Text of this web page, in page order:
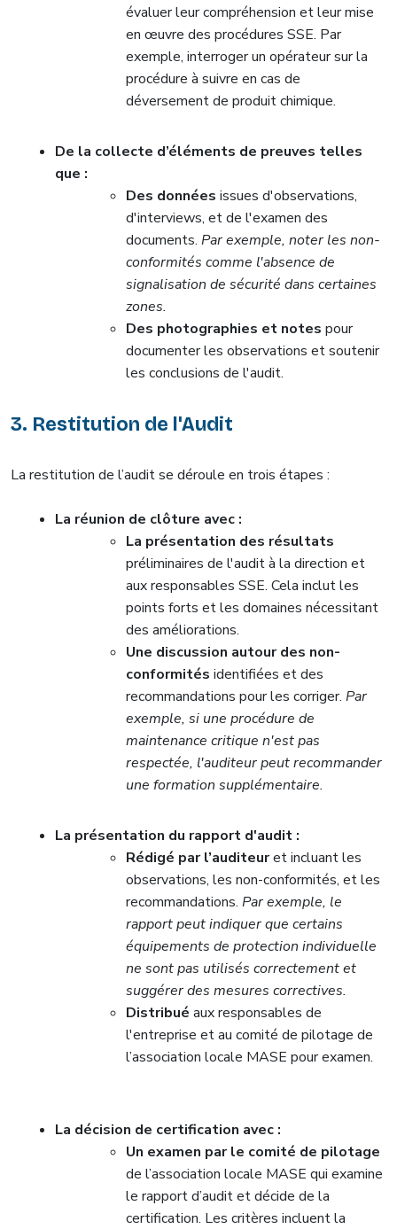
évaluer leur compréhension et leur mise
en œuvre des procédures SSE. Par
exemple, interroger un opérateur sur la
procédure à suivre en cas de
déversement de produit chimique.
De la collecte d’éléments de preuves telles
que :
Des données issues d'observations,
d'interviews, et de l'examen des
documents. Par exemple, noter les non-
conformités comme l'absence de
signalisation de sécurité dans certaines
zones.
Des photographies et notes pour
documenter les observations et soutenir
les conclusions de l'audit.
3. Restitution de l'Audit
La restitution de l’audit se déroule en trois étapes :
La réunion de clôture avec :
La présentation des résultats
préliminaires de l'audit à la direction et
aux responsables SSE. Cela inclut les
points forts et les domaines nécessitant
des améliorations.
Une discussion autour des non-
conformités identifiées et des
recommandations pour les corriger. Par
exemple, si une procédure de
maintenance critique n'est pas
respectée, l'auditeur peut recommander
une formation supplémentaire.
La présentation du rapport d'audit :
Rédigé par l’auditeuret incluant les
observations, les non-conformités, et les
recommandations. Par exemple, le
rapport peut indiquer que certains
équipements de protection individuelle
ne sont pas utilisés correctement et
suggérer des mesures correctives.
Distribué aux responsables de
l'entreprise et au comité de pilotage de
l’association locale MASE pour examen.
La décision de certification avec :
Un examen par le comité de pilotage
de l’association locale MASE qui examine
le rapport d’audit et décide de la
certification. Les critères incluent la